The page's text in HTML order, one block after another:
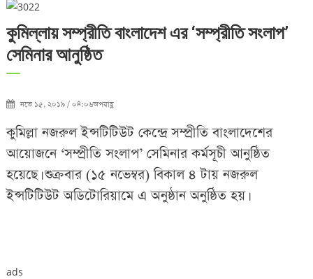
কুমিল্লায় সম্প্রীতি বাংলাদেশ এর ‘সম্প্রীতি সংলাপ’
সেমিনার আনুষ্ঠিত
নভে ১৫, ২০১৯ / ০৪:০৬অপরাহ্ণ
কুমিল্লা নজরুল ইন্সটিটিউট কেন্দ্রে সম্প্রীতি বাংলাদেশের
আয়োজনে ‘সম্প্রীতি সংলাপ’ সেমিনার কর্মসূচী আনুষ্ঠিত
হয়েছে। শুক্রবার (১৫ নভেম্বর) বিকাল ৪ টায় নজরুল
ইন্সটিটিউট অডিটোরিয়ামে এ অনুষ্ঠান অনুষ্ঠিত হয়।
ads